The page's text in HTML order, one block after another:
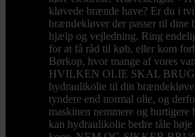
kløvede brænde have? Er du i
brændekløver der passer til dine
hjælp og vejledning. Ring
for at få råd til køb, eller kom
Børkop, hvor mange af vores
HVILKEN OLIE SKAL
hydraulikolie til din
tyndere end normal olie, og
maskinen nemmere og hurtigere
kan hydraulikolie bedre tåle høje